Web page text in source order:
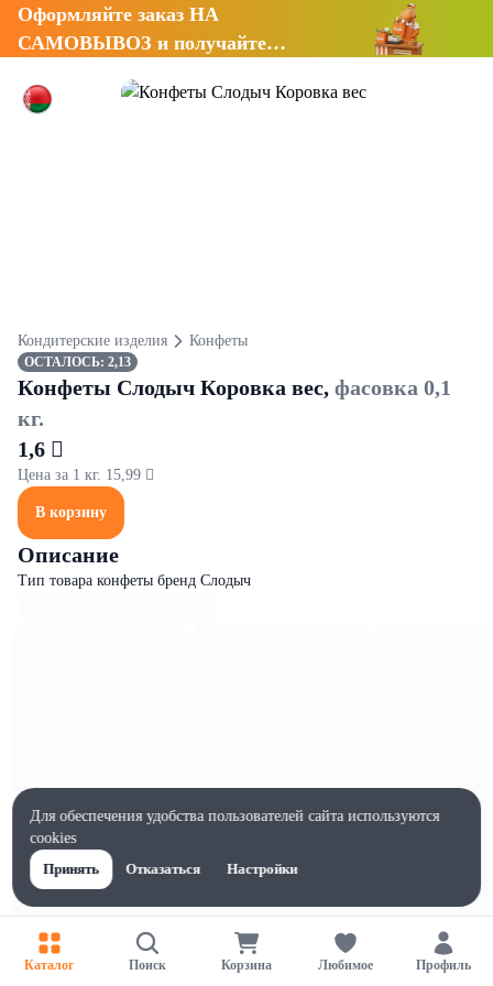
Оформляйте заказ НА
САМОВЫВОЗ и получайте
Кондитерские изделия Конфеты
ОСТАЛОСЬ: 2,13
Конфеты Слодыч Коровка вес, фасовка 0,1
кг.
1,6 
Цена за 1 кг. 15,99 
В корзину
Описание
Тип товара конфеты бренд Слодыч
Характеристики
Каталог Поиск Корзина Любимое Профиль
Для обеспечения удобства пользователей сайта используются
cookies
Принять
Отказаться Настройки